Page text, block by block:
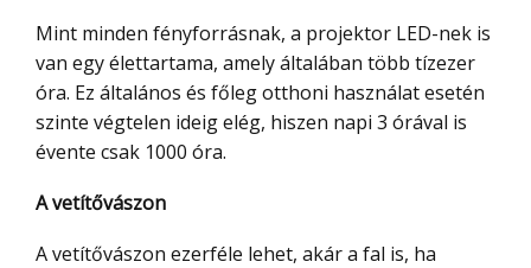
Mint minden fényforrásnak, a projektor LED-nek is
van egy élettartama, amely általában több tízezer
óra. Ez általános és főleg otthoni használat esetén
szinte végtelen ideig elég, hiszen napi 3 órával is
évente csak 1000 óra.
A vetítővászon
A vetítővászon ezerféle lehet, akár a fal is, ha